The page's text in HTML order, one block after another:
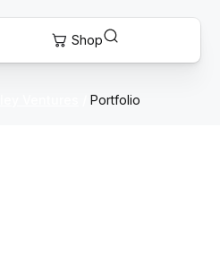
Portfolio